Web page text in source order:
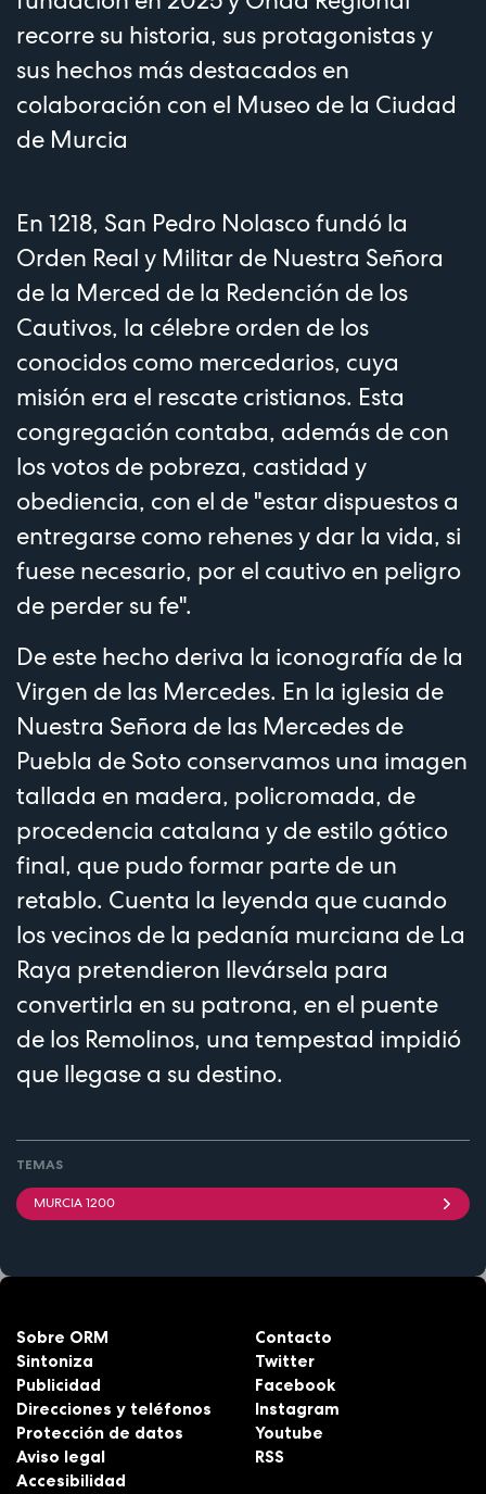
recorre su historia, sus protagonistas y
sus hechos más destacados en
colaboración con el Museo de la Ciudad
de Murcia
En 1218, San Pedro Nolasco fundó la
Orden Real y Militar de Nuestra Señora
de la Merced de la Redención de los
Cautivos, la célebre orden de los
conocidos como mercedarios, cuya
misión era el rescate cristianos. Esta
congregación contaba, además de con
los votos de pobreza, castidad y
obediencia, con el de "estar dispuestos a
entregarse como rehenes y dar la vida, si
fuese necesario, por el cautivo en peligro
de perder su fe".
De este hecho deriva la iconografía de la
Virgen de las Mercedes. En la iglesia de
Nuestra Señora de las Mercedes de
Puebla de Soto conservamos una imagen
tallada en madera, policromada, de
procedencia catalana y de estilo gótico
final, que pudo formar parte de un
retablo. Cuenta la leyenda que cuando
los vecinos de la pedanía murciana de La
Raya pretendieron llevársela para
convertirla en su patrona, en el puente
de los Remolinos, una tempestad impidió
que llegase a su destino.
TEMAS
MURCIA 1200
Sobre ORM
Sintoniza
Publicidad
Direcciones y teléfonos
Protección de datos
Aviso legal
Accesibilidad
Contacto
Twitter
Facebook
Instagram
Youtube
RSS